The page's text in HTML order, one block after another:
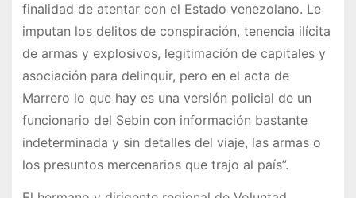
finalidad de atentar con el Estado venezolano. Le
imputan los delitos de conspiración, tenencia ilícita
de armas y explosivos, legitimación de capitales y
asociación para delinquir, pero en el acta de
Marrero lo que hay es una versión policial de un
funcionario del Sebin con información bastante
indeterminada y sin detalles del viaje, las armas o
los presuntos mercenarios que trajo al país”.